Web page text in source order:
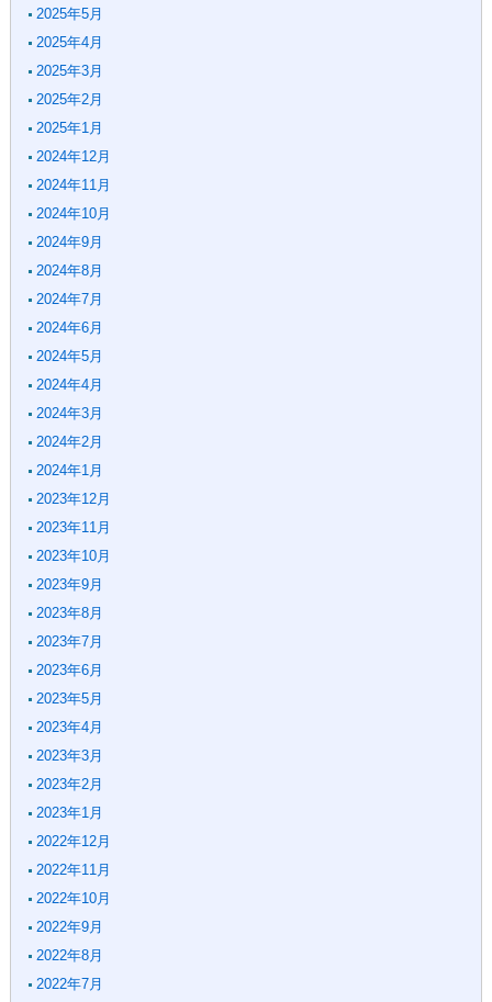
2025年5月
2025年4月
2025年3月
2025年2月
2025年1月
2024年12月
2024年11月
2024年10月
2024年9月
2024年8月
2024年7月
2024年6月
2024年5月
2024年4月
2024年3月
2024年2月
2024年1月
2023年12月
2023年11月
2023年10月
2023年9月
2023年8月
2023年7月
2023年6月
2023年5月
2023年4月
2023年3月
2023年2月
2023年1月
2022年12月
2022年11月
2022年10月
2022年9月
2022年8月
2022年7月